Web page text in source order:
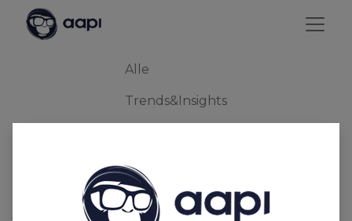
Alle
Trends&Insights
Features
4 Artikelen